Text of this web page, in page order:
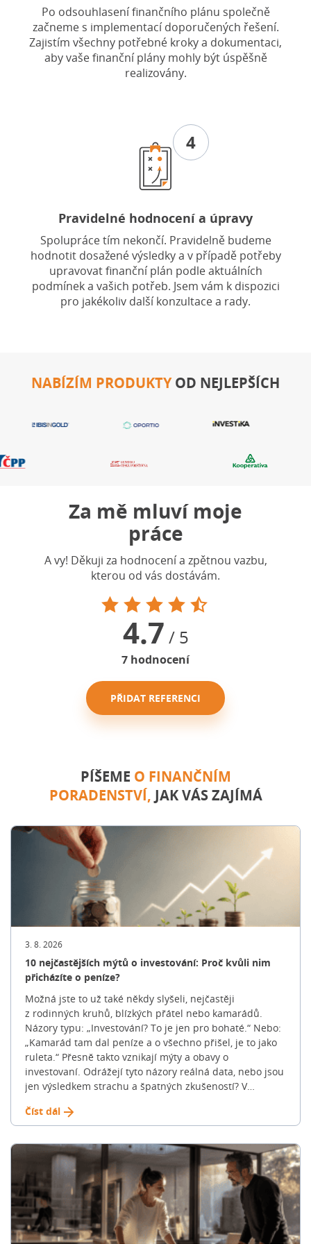
Po odsouhlasení finančního plánu společně
začneme s implementací doporučených řešení.
Zajistím všechny potřebné kroky a dokumentaci,
aby vaše finanční plány mohly být úspěšně
realizovány.
4
Pravidelné hodnocení a úpravy
Spolupráce tím nekončí. Pravidelně budeme
hodnotit dosažené výsledky a v případě potřeby
upravovat finanční plán podle aktuálních
podmínek a vašich potřeb. Jsem vám k dispozici
pro jakékoliv další konzultace a rady.
NABÍZÍM PRODUKTYOD NEJLEPŠÍCH
Za mě mluví moje
práce
A vy! Děkuji za hodnocení a zpětnou vazbu,
kterou od vás dostávám.
4.7 / 5
7 hodnocení
PŘIDAT REFERENCI
PÍŠEME O FINANČNÍM
PORADENSTVÍ, JAK VÁS ZAJÍMÁ
3. 8. 2026
10 nejčastějších mýtů o investování: Proč kvůli nim
přicházíte o peníze?
Možná jste to už také někdy slyšeli, nejčastěji
z rodinných kruhů, blízkých přátel nebo kamarádů.
Názory typu: „Investování? To je jen pro bohaté.“ Nebo:
„Kamarád tam dal peníze a o všechno přišel, je to jako
ruleta.“ Přesně takto vznikají mýty a obavy o
investovaní. Odrážejí tyto názory reálná data, nebo jsou
jen výsledkem strachu a špatných zkušeností? V
společně posvítit na 10 nejčastějších mýtů o investování
a ukázat si, jak realita vypadá doopravdy. „Jako
investiční specialista se s těmito tvrzeními potkávám
dnes a denně. Svět financí je bohužel opředen
spoustou mýtů, které v lidech vyvolávají strach. A
výsledek? Peníze nechávají ležet na běžných účtech
nebo spořících, kde je pomalu, ale jistě požírá inflace,“
zmiňuje David Pacoň, specialista na investice a DPS
FinGO. 1. Mýtus: Investování je jen pro bohaté Doby,
Číst dál